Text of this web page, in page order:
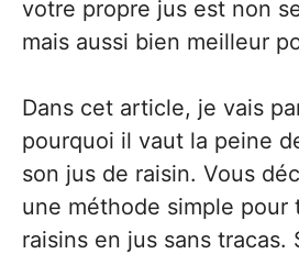
votre propre jus est non
mais aussi bien meilleur
Dans cet article, je vais
pourquoi il vaut la peine
son jus de raisin. Vous
une méthode simple pour
raisins en jus sans tracas.